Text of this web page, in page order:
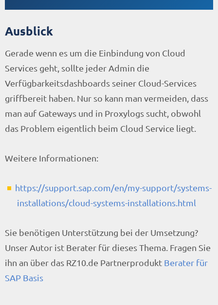
Ausblick
Gerade wenn es um die Einbindung von Cloud
Services geht, sollte jeder Admin die
Verfügbarkeitsdashboards seiner Cloud-Services
griffbereit haben. Nur so kann man vermeiden, dass
man auf Gateways und in Proxylogs sucht, obwohl
das Problem eigentlich beim Cloud Service liegt.
Weitere Informationen:
https://support.sap.com/en/my-support/systems-
installations/cloud-systems-installations.html
Sie benötigen Unterstützung bei der Umsetzung?
Unser Autor ist Berater für dieses Thema. Fragen Sie
ihn an über das RZ10.de Partnerprodukt Berater für
SAP Basis